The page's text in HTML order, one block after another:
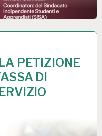
PETIZIONE
DI